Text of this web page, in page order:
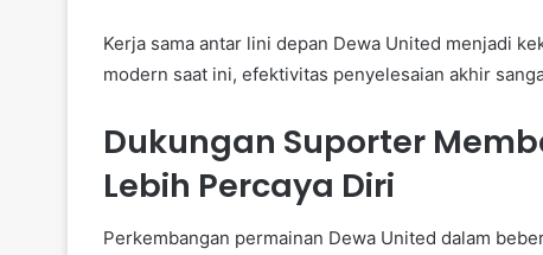
Kerja sama antar lini depan Dewa United menjadi
modern saat ini, efektivitas penyelesaian akhir
Dukungan Suporter
Lebih Percaya Diri
Perkembangan permainan Dewa United dalam